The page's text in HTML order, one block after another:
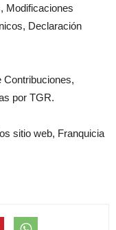
Modificaciones
Declaración
Contribuciones,
por TGR.
sitio web, Franquicia